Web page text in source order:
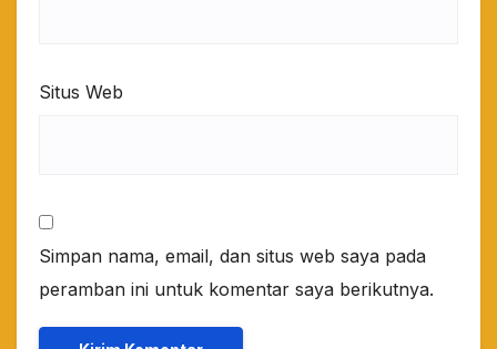
Situs Web
Simpan nama, email, dan situs web saya pada
peramban ini untuk komentar saya berikutnya.